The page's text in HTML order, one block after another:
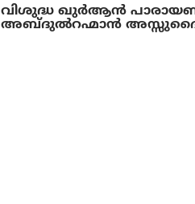
വിശുദ്ധ ഖുര്‍ആന്‍
അബ്ദുല്‍റഹ്മാന്‍